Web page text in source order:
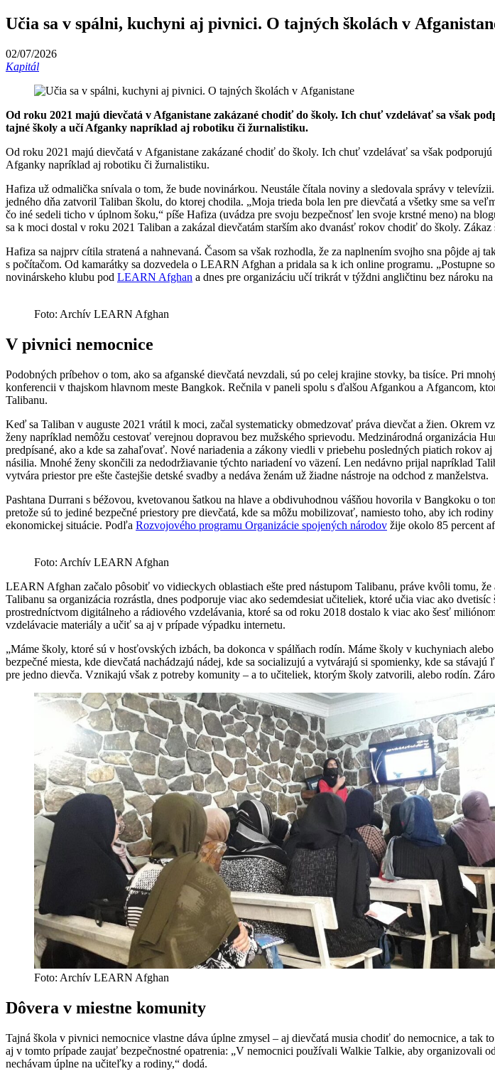
Učia sa v spálni, kuchyni aj pivnici. O tajných školách v
02/07/2026
Kapitál
Od roku 2021 majú dievčatá v Afganistane zakázané chodiť do školy. Ich chuť vzdelávať sa však
tajné školy a učí Afganky napríklad aj robotiku či žurnalistiku.
Od roku 2021 majú dievčatá v Afganistane zakázané chodiť do školy. Ich chuť vzdelávať sa však
Afganky napríklad aj robotiku či žurnalistiku.
Hafiza už odmalička snívala o tom, že bude novinárkou. Neustále čítala noviny a sledovala správy v
jedného dňa zatvoril Taliban školu, do ktorej chodila. „Moja trieda bola len pre dievčatá a všetky sme sa
čo iné sedeli ticho v úplnom šoku,“ píše Hafiza (uvádza pre svoju bezpečnosť len svoje krstné meno) na
sa k moci dostal v roku 2021 Taliban a zakázal dievčatám starším ako dvanásť rokov chodiť do školy.
Hafiza sa najprv cítila stratená a nahnevaná. Časom sa však rozhodla, že za naplnením svojho sna pôjde
s počítačom. Od kamarátky sa dozvedela o LEARN Afghan a pridala sa k ich online programu. „Postupne
novinárskeho klubu pod LEARN Afghan a dnes pre organizáciu učí trikrát v týždni angličtinu bez nároku na
Foto: Archív LEARN Afghan
V pivnici nemocnice
Podobných príbehov o tom, ako sa afganské dievčatá nevzdali, sú po celej krajine stovky, ba tisíce. Pri
konferencii v thajskom hlavnom meste Bangkok. Rečnila v paneli spolu s ďalšou Afgankou a Afgancom,
Talibanu.
Keď sa Taliban v auguste 2021 vrátil k moci, začal systematicky obmedzovať práva dievčat a žien.
ženy napríklad nemôžu cestovať verejnou dopravou bez mužského sprievodu. Medzinárodná organizácia
predpísané, ako a kde sa zahaľovať. Nové nariadenia a zákony viedli v priebehu posledných piatich rokov
násilia. Mnohé ženy skončili za nedodržiavanie týchto nariadení vo väzení. Len nedávno prijal napríklad
vytvára priestor pre ešte častejšie detské svadby a nedáva ženám už žiadne nástroje na odchod z manželstva.
Pashtana Durrani s béžovou, kvetovanou šatkou na hlave a obdivuhodnou vášňou hovorila v Bangkoku o
pretože sú to jediné bezpečné priestory pre dievčatá, kde sa môžu mobilizovať, namiesto toho, aby ich
ekonomickej situácie. Podľa Rozvojového programu Organizácie spojených národov žije okolo 85 percent
Foto: Archív LEARN Afghan
LEARN Afghan začalo pôsobiť vo vidieckych oblastiach ešte pred nástupom Talibanu, práve kvôli tomu,
Talibanu sa organizácia rozrástla, dnes podporuje viac ako sedemdesiat učiteliek, ktoré učia viac ako
prostredníctvom digitálneho a rádiového vzdelávania, ktoré sa od roku 2018 dostalo k viac ako šesť
vzdelávacie materiály a učiť sa aj v prípade výpadku internetu.
„Máme školy, ktoré sú v hosťovských izbách, ba dokonca v spálňach rodín. Máme školy v kuchyniach
bezpečné miesta, kde dievčatá nachádzajú nádej, kde sa socializujú a vytvárajú si spomienky, kde sa
pre jedno dievča. Vznikajú však z potreby komunity – a to učiteliek, ktorým školy zatvorili, alebo rodín.
Foto: Archív LEARN Afghan
Dôvera v miestne komunity
Tajná škola v pivnici nemocnice vlastne dáva úplne zmysel – aj dievčatá musia chodiť do nemocnice, a
aj v tomto prípade zaujať bezpečnostné opatrenia: „V nemocnici používali Walkie Talkie, aby organizovali
nechávam úplne na učiteľky a rodiny,“ dodá.